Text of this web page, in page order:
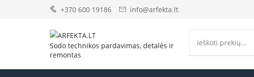
+370 600 19186 info@arfekta.lt
Sodo technikos pardavimas, detalės ir
remontas